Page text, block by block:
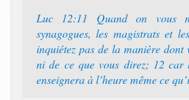
Luc 12:11 Quand on vous
synagogues, les magistrats et
inquiétez pas de la manière dont
ni de ce que vous direz; 12 car
enseignera à l’heure même ce